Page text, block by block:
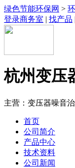
绿色节能环保网 >
登录商务室 | 找产品
杭州变压
主营：变压器噪音
首页
公司简介
产品中心
技术资料
公司新闻